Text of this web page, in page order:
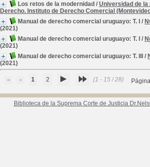
Los retos de la modernidad / Universidad de la
Derecho. Instituto de Derecho Comercial
Manual de derecho comercial uruguayo: T. I
/
(2021)
Manual de derecho comercial uruguayo: T. I
/
(2021)
Manual de derecho comercial uruguayo: T. III
/
(2021)
1 2 (1 - 15 / 28)
Biblioteca de la Suprema Corte de Justicia